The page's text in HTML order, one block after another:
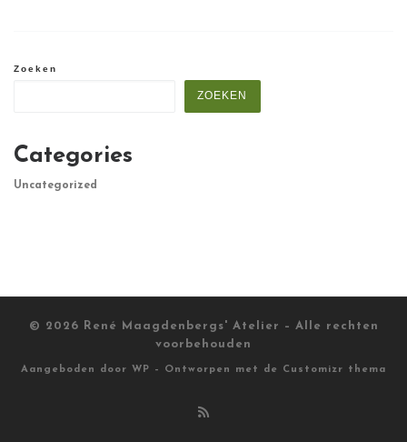
Zoeken
ZOEKEN
Categories
Uncategorized
© 2026 René Maagdenbergs' Atelier
– Alle rechten
voorbehouden
Aangeboden door WP – Ontworpen met de Customizr thema